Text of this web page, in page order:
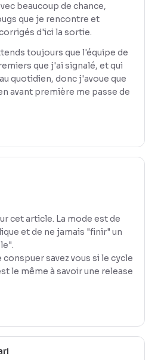
beaucoup de chance,
que je rencontre et
d'ici la sortie.
toujours que l'équipe de
que j'ai signalé, et qui
quotidien, donc j'avoue que
avant première me passe de
cet article. La mode est de
et de ne jamais "finir" un
savez vous si le cycle
le même à savoir une release